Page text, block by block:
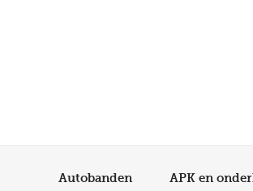
Autobanden APK en